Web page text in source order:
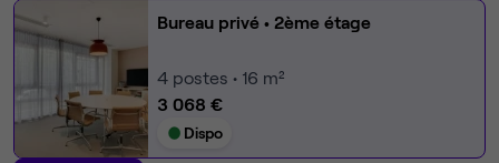
Bureau privé • 2ème étage
4 postes • 16 m²
3 068 €
Dispo